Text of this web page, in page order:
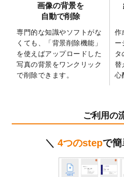
を追加しました。
マスキングテー
を追加しました。
2025/1/15
配置できるデータ
（pdf、psd、eps
2024/12/24
2025年版4月始
箔押し年賀状の
ステッカーのデザ
しました。
2025年巳年の年
画像の背景を
自動で削除
専門的な知識やソフトがな
くても、「背景削除機能」
を使えばアップロードした
写真の背景をワンクリック
で削除できます。
作
ー
タ
替
心
ご利用の
＼ 4つのstepで